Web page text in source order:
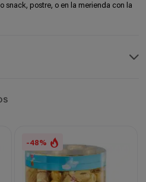
snack, postre, o en la merienda con la
-48%